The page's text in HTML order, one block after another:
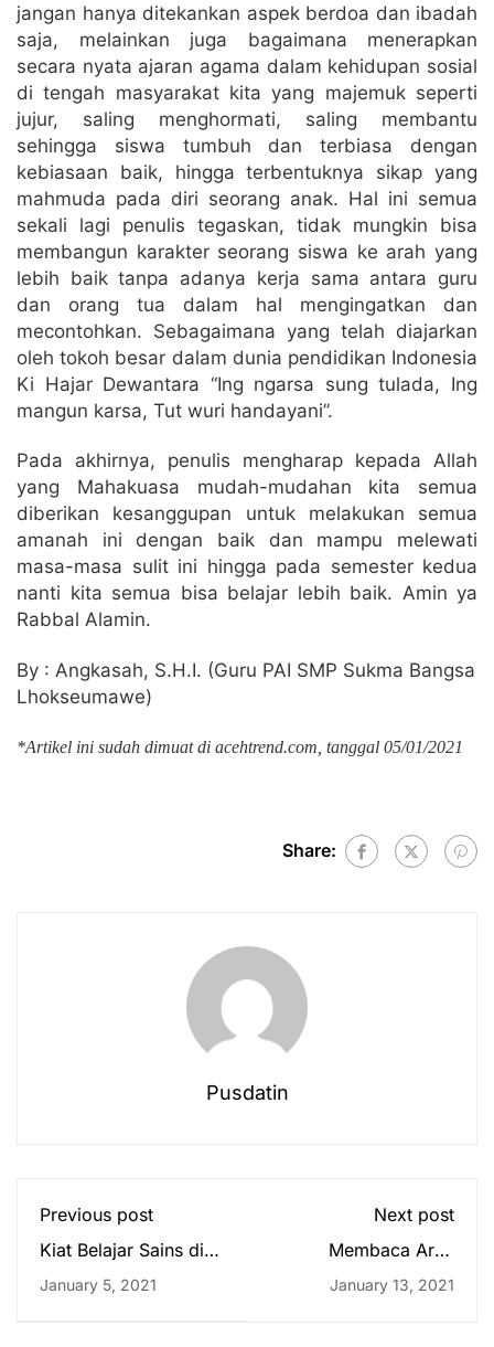
jangan hanya ditekankan aspek berdoa dan ibadah
saja, melainkan juga bagaimana menerapkan
secara nyata ajaran agama dalam kehidupan sosial
di tengah masyarakat kita yang majemuk seperti
jujur, saling menghormati, saling membantu
sehingga siswa tumbuh dan terbiasa dengan
kebiasaan baik, hingga terbentuknya sikap yang
mahmuda pada diri seorang anak. Hal ini semua
sekali lagi penulis tegaskan, tidak mungkin bisa
membangun karakter seorang siswa ke arah yang
lebih baik tanpa adanya kerja sama antara guru
dan orang tua dalam hal mengingatkan dan
mecontohkan. Sebagaimana yang telah diajarkan
oleh tokoh besar dalam dunia pendidikan Indonesia
Ki Hajar Dewantara “Ing ngarsa sung tulada, Ing
mangun karsa, Tut wuri handayani”.
Pada akhirnya, penulis mengharap kepada Allah
yang Mahakuasa mudah-mudahan kita semua
diberikan kesanggupan untuk melakukan semua
amanah ini dengan baik dan mampu melewati
masa-masa sulit ini hingga pada semester kedua
nanti kita semua bisa belajar lebih baik. Amin ya
Rabbal Alamin.
By : Angkasah, S.H.I. (Guru PAI SMP Sukma Bangsa
Lhokseumawe)
*Artikel ini sudah dimuat di acehtrend.com, tanggal 05/01/2021
Share:
Pusdatin
Previous post
Kiat Belajar Sains di
January 5, 2021
Next post
Membaca Arah
January 13, 2021